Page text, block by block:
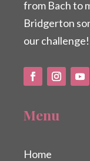
from Bach to
Bridgerton
our challenge!
Menu
Home